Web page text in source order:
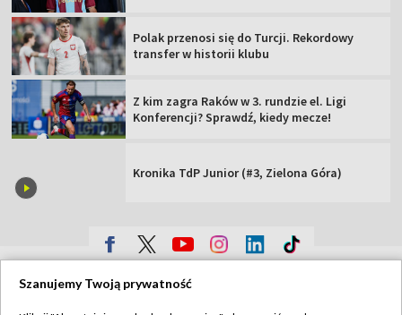
Polak przenosi się do Turcji. Rekordowy
transfer w historii klubu
Z kim zagra Raków w 3. rundzie el. Ligi
Konferencji? Sprawdź, kiedy mecze!
Kronika TdP Junior (#3, Zielona Góra)
Szanujemy Twoją prywatność